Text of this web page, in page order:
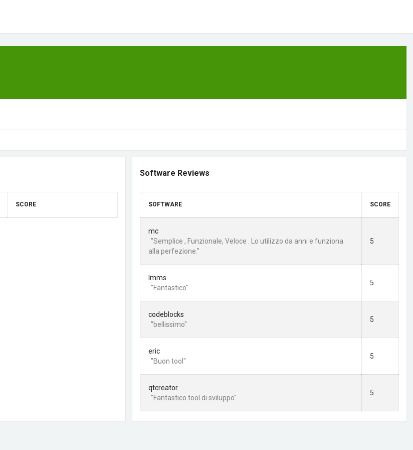
SCORE
Software Reviews
SOFTWARE SCORE
mc
"Semplice , Funzionale, Veloce . Lo utilizzo da anni e funziona
alla perfezione."
5
lmms
"Fantastico"
5
codeblocks
"bellissimo"
5
eric
"Buon tool"
5
qtcreator
"Fantastico tool di sviluppo"
5